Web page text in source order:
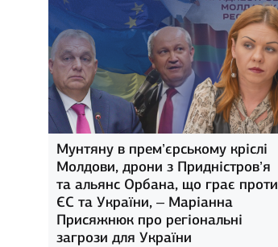
Мунтяну в прем’єрському кріслі
Молдови, дрони з Придністров’я
та альянс Орбана, що грає проти
ЄС та України, – Маріанна
Присяжнюк про регіональні
загрози для України